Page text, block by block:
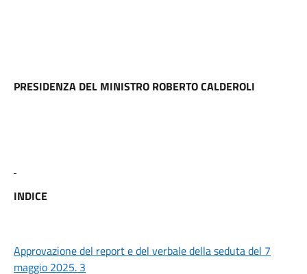
PRESIDENZA DEL MINISTRO ROBERTO CALDEROLI
INDICE
Approvazione del report e del verbale della seduta del 7
maggio 2025. 3